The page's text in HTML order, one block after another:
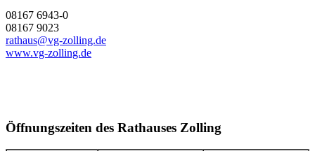
08167 6943-0
08167 9023
rathaus@vg-zolling.de
www.vg-zolling.de
Öffnungszeiten des Rathauses Zolling